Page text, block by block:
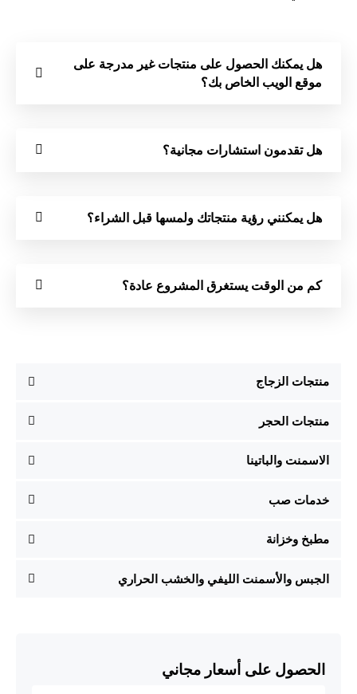
منتجات الزجاج
منتجات الحجر
الاسمنت والباتينا
خدمات صب
مطبخ وخزانة
الجبس والأسمنت الليفي والخشب الحراري
الحصول على أسعار مجاني
هل يمكنك الحصول على منتجات غير مدرجة على
موقع الويب الخاص بك؟
هل تقدمون استشارات مجانية؟
هل يمكنني رؤية منتجاتك ولمسها قبل الشراء؟
كم من الوقت يستغرق المشروع عادة؟